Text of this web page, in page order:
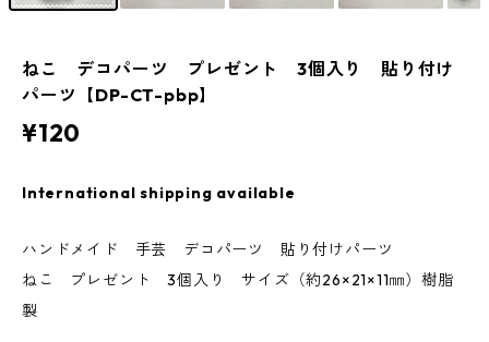
ねこ デコパーツ プレゼント 3個入り 貼り付け
パーツ【DP-CT-pbp】
¥120
International shipping available
ハンドメイド 手芸 デコパーツ 貼り付けパーツ
ねこ プレゼント 3個入り サイズ（約26×21×11㎜）樹脂
製